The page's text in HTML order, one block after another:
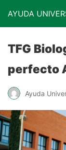
AYUDA
TFG
perfecto
Ayuda